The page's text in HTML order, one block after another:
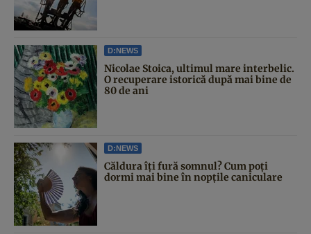
D:NEWS
Nicolae Stoica, ultimul mare interbelic.
O recuperare istorică după mai bine de
80 de ani
D:NEWS
Căldura îți fură somnul? Cum poți
dormi mai bine în nopțile caniculare